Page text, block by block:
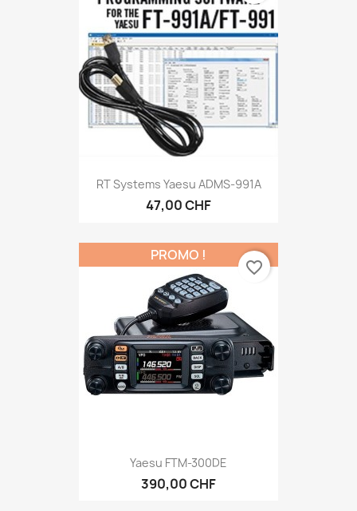
RT Systems Yaesu ADMS-991A
47,00 CHF
Yaesu FTM-300DE
390,00 CHF
PROMO !
favorite_border